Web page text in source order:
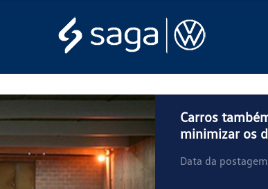
Carros
minimizar os
Data da